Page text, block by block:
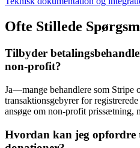
Ofte Stillede
Tilbyder
non-profit?
Ja—mange behandlere som Stripe
transaktionsgebyrer for
ansøge om non-profit prissætning,
Hvordan kan jeg opfordre